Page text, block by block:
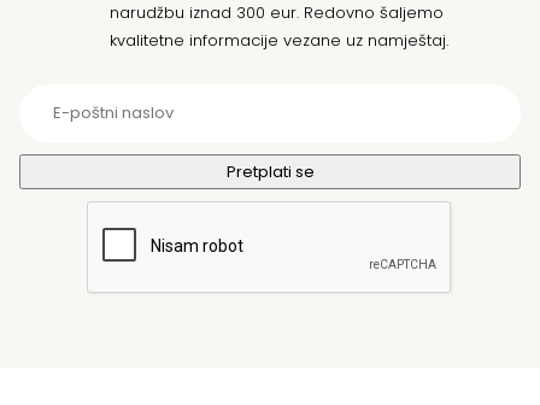
narudžbu iznad 300 eur. Redovno šaljemo
kvalitetne informacije vezane uz namještaj.